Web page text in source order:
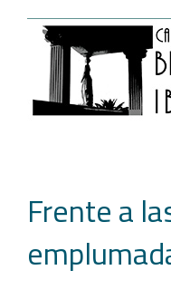
contenido
Frente a